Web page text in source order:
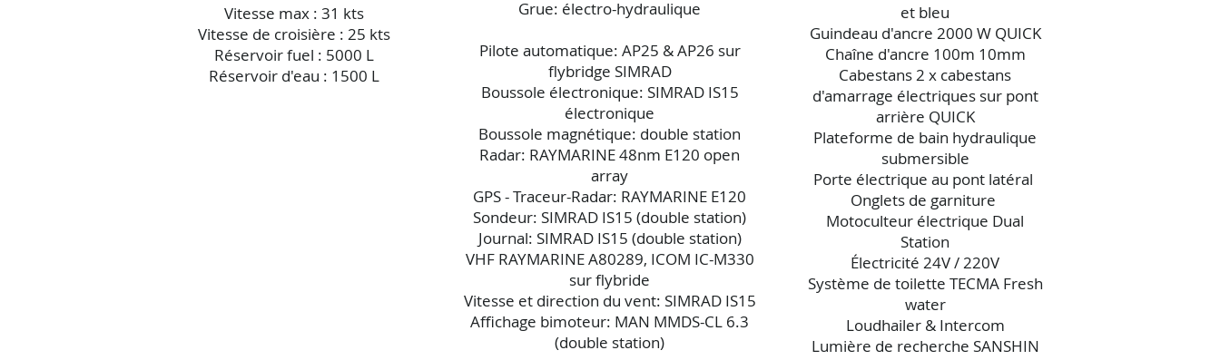
Vitesse max : 31 kts
Vitesse de croisière : 25 kts
Réservoir fuel : 5000 L
Réservoir d'eau : 1500 L
Grue: électro-hydraulique
Pilote automatique: AP25 & AP26 sur
flybridge SIMRAD
Boussole électronique: SIMRAD IS15
électronique
Boussole magnétique: double station
Radar: RAYMARINE 48nm E120 open
array
GPS - Traceur-Radar: RAYMARINE E120
Sondeur: SIMRAD IS15 (double station)
Journal: SIMRAD IS15 (double station)
VHF RAYMARINE A80289, ICOM IC-M330
sur flybride
Vitesse et direction du vent: SIMRAD IS15
Affichage bimoteur: MAN MMDS-CL 6.3
(double station)
et bleu
Guindeau d'ancre 2000 W QUICK
Chaîne d'ancre 100m 10mm
Cabestans 2 x cabestans
d'amarrage électriques sur pont
arrière QUICK
Plateforme de bain hydraulique
submersible
Porte électrique au pont latéral
Onglets de garniture
Motoculteur électrique Dual
Station
Électricité 24V / 220V
Système de toilette TECMA Fresh
water
Loudhailer & Intercom
Lumière de recherche SANSHIN